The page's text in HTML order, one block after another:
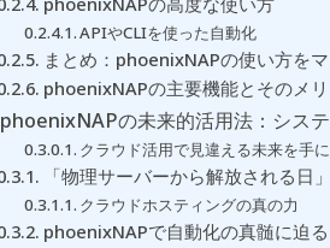
APIやCLIを使った自動化
まとめ：phoenixNAPの使い方を
phoenixNAPの主要機能とそのメ
phoenixNAPの未来的活用法：シス
クラウド活用で見違える未来を手
「物理サーバーから解放される
クラウドホスティングの真の力
phoenixNAPで自動化の真髄に迫